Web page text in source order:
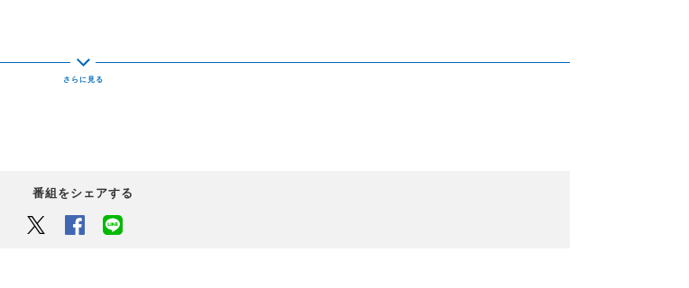
番組をシェアする
Twitter Facebook